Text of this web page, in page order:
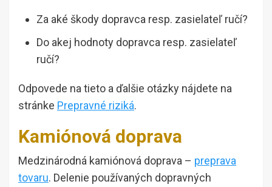
Za aké škody dopravca resp. zasielateľ ručí?
Do akej hodnoty dopravca resp. zasielateľ
ručí?
Odpovede na tieto a ďalšie otázky nájdete na
stránke Prepravné riziká.
Kamiónová doprava
Medzinárodná kamiónová doprava – preprava
tovaru. Delenie používaných dopravných